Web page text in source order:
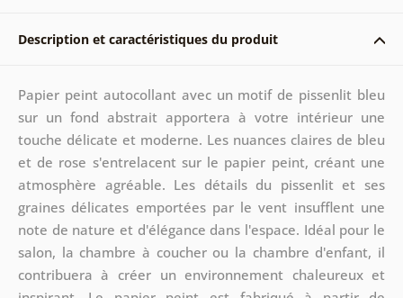
Description et caractéristiques du produit
Papier peint autocollant avec un motif de pissenlit bleu
sur un fond abstrait apportera à votre intérieur une
touche délicate et moderne. Les nuances claires de bleu
et de rose s'entrelacent sur le papier peint, créant une
atmosphère agréable. Les détails du pissenlit et ses
graines délicates emportées par le vent insufflent une
note de nature et d'élégance dans l'espace. Idéal pour le
salon, la chambre à coucher ou la chambre d'enfant, il
contribuera à créer un environnement chaleureux et